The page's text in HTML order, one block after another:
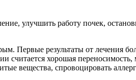
улучшить работу почек,
Первые результаты от лечения
считается хорошая
вещества, спровоцировать